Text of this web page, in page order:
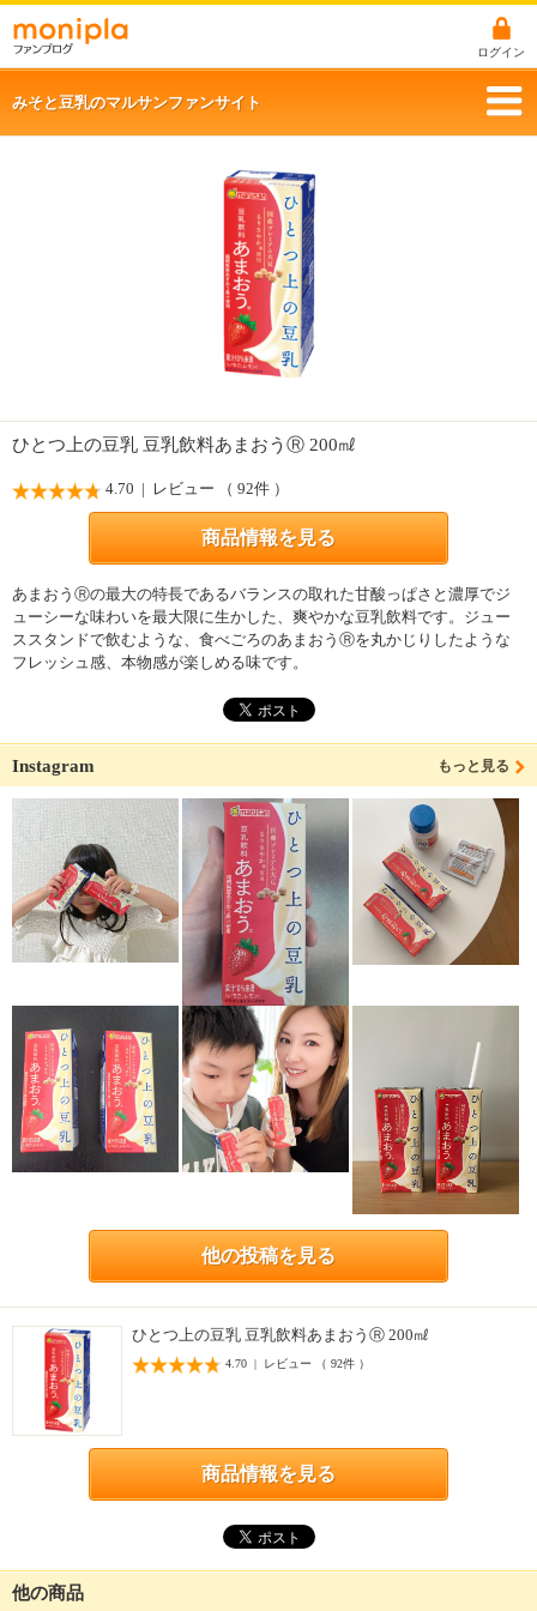
ログイン
みそと豆乳のマルサンファンサイト
ひとつ上の豆乳 豆乳飲料あまおうⓇ 200㎖
4.70 | レビュー （ 92件 ）
商品情報を見る
あまおうⓇの最大の特長であるバランスの取れた甘酸っぱさと濃厚でジ
ューシーな味わいを最大限に生かした、爽やかな豆乳飲料です。ジュー
ススタンドで飲むような、食べごろのあまおうⓇを丸かじりしたような
フレッシュ感、本物感が楽しめる味です。
Instagram もっと見る
他の投稿を見る
ひとつ上の豆乳 豆乳飲料あまおうⓇ 200㎖
4.70 | レビュー （ 92件 ）
商品情報を見る
他の商品